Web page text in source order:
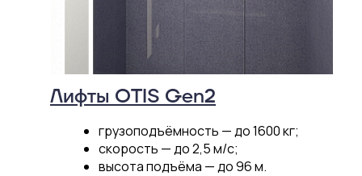
Лифты OTIS Gen2
грузоподъёмность — до 1600 кг;
скорость — до 2,5 м/c;
высота подъёма — до 96 м.